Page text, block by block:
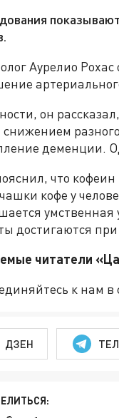
Аурелио
он
снижением
деменции.
что
кофе у
умственная
достигаются
к нам в
ДЗЕН